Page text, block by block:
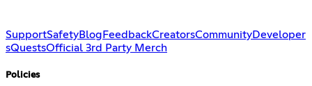
SupportSafetyBlog FeedbackCreatorsCommunityDeveloper
sQuestsOfficial 3rd Party Merch
Policies